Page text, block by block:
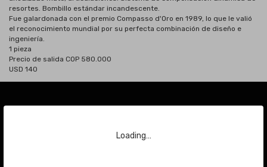
Loading…
resortes. Bombillo estándar incandescente.
Fue galardonada con el premio Compasso d'Oro en 1989, lo que le valió
el reconocimiento mundial por su perfecta combinación de diseño e
ingeniería.
1 pieza
Precio de salida COP 580.000
USD 140